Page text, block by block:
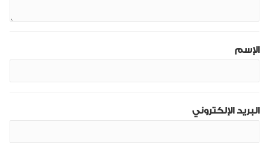
الإسم
البريد الإلكتروني